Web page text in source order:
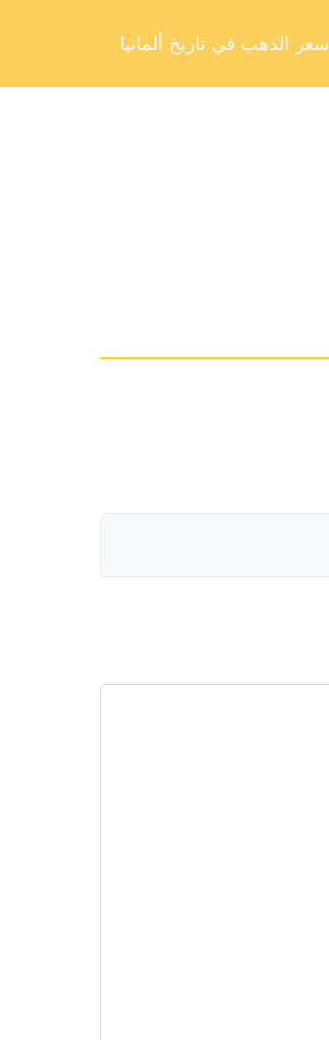
سعر الذهب في تاريخ ألمانيا